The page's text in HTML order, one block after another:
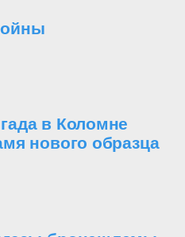
в Коломне
нового образца